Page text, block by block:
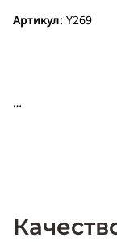
Артикул: Y269